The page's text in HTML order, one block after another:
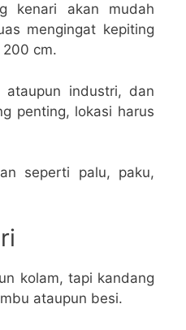
kenari akan mudah
mengingat kepiting
cm.
industri, dan
penting, lokasi harus
seperti palu, paku,
kolam, tapi kandang
ataupun besi.